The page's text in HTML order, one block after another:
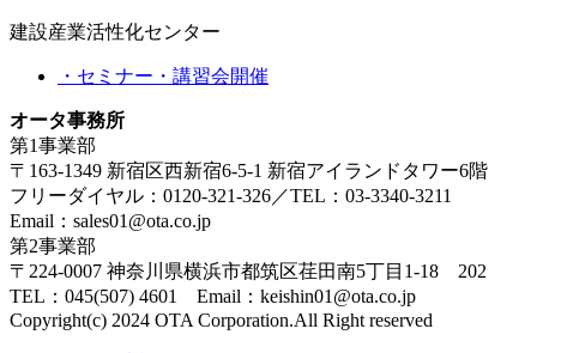
建設産業活性化センター
・セミナー・講習会開催
オータ事務所
第1事業部
〒163-1349 新宿区西新宿6-5-1 新宿アイランドタワー6階
フリーダイヤル：0120-321-326／TEL：03-3340-3211
Email：sales01@ota.co.jp
第2事業部
〒224-0007 神奈川県横浜市都筑区荏田南5丁目1-18 202
TEL：045(507) 4601 Email：keishin01@ota.co.jp
Copyright(c) 2024 OTA Corporation.All Right reserved